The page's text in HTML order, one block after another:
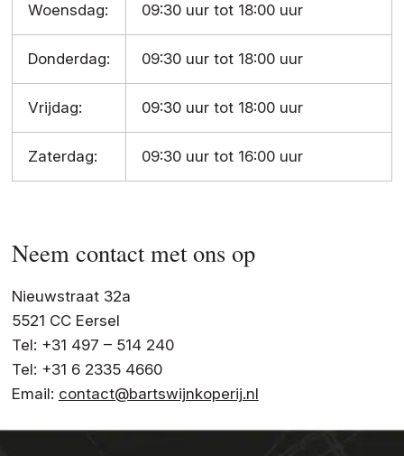
Woensdag: 09:30 uur tot 18:00 uur
Donderdag: 09:30 uur tot 18:00 uur
Vrijdag: 09:30 uur tot 18:00 uur
Zaterdag: 09:30 uur tot 16:00 uur
Neem contact met ons op
Nieuwstraat 32a
5521 CC Eersel
Tel: +31 497 – 514 240
Tel: +31 6 2335 4660
Email: contact@bartswijnkoperij.nl